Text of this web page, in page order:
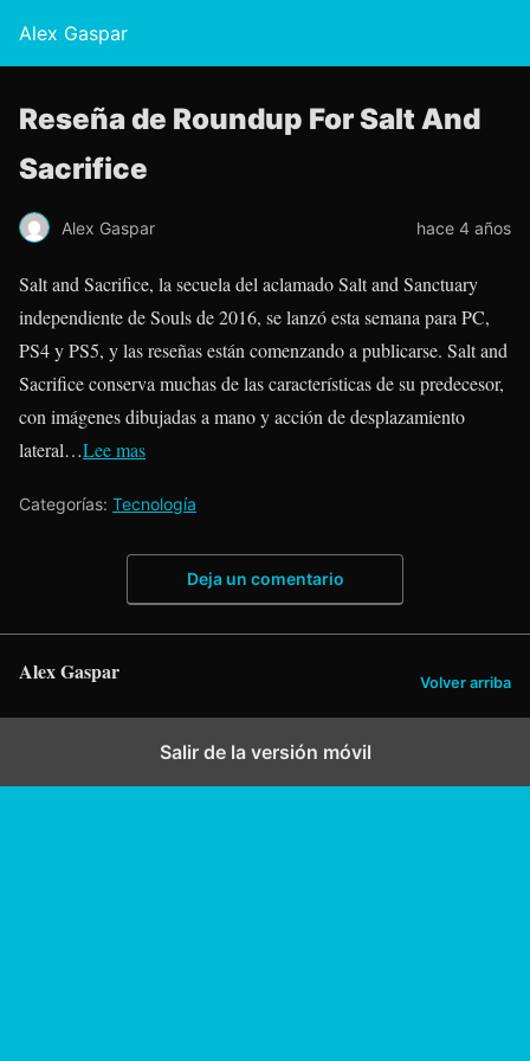
Alex Gaspar
Reseña de Roundup For Salt And
Sacrifice
Alex Gaspar hace 4 años
Salt and Sacrifice, la secuela del aclamado Salt and Sanctuary
independiente de Souls de 2016, se lanzó esta semana para PC,
PS4 y PS5, y las reseñas están comenzando a publicarse. Salt and
Sacrifice conserva muchas de las características de su predecesor,
con imágenes dibujadas a mano y acción de desplazamiento
lateral…Lee mas
Categorías: Tecnología
Deja un comentario
Alex Gaspar Volver arriba
Salir de la versión móvil